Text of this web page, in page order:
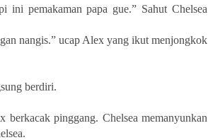
pemakaman papa gue.” Sahut Chelsea
nangis.” ucap Alex yang ikut menjongkok
berdiri.
pinggang. Chelsea memanyunkan